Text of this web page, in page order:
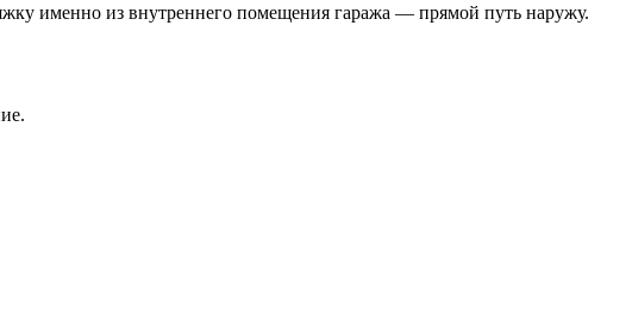
именно из внутреннего помещения гаража — прямой путь наружу.